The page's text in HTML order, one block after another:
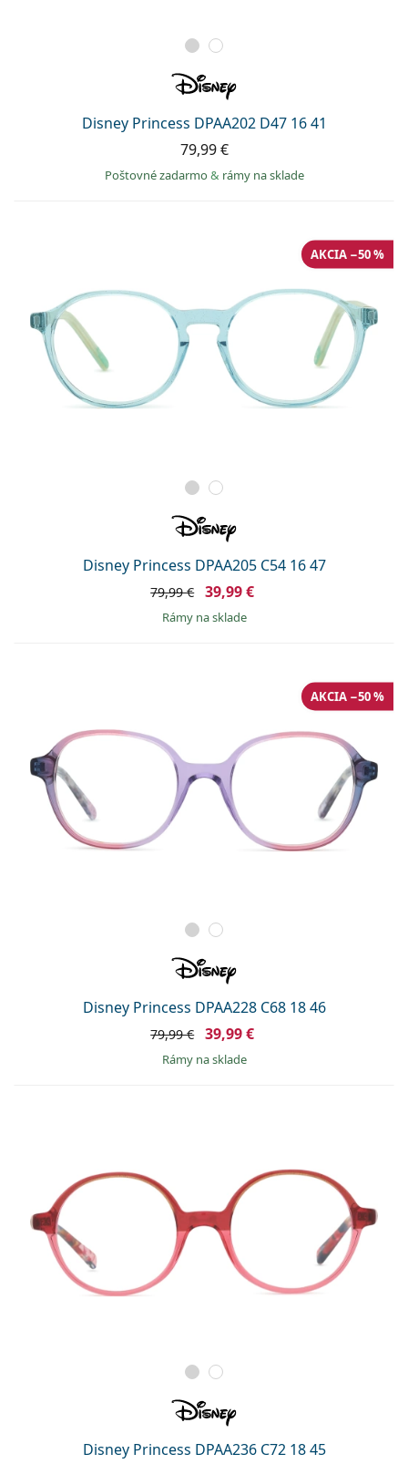
Disney Princess DPAA202 D47 16 41
79,99 €
Poštovné zadarmo& rámy na sklade
Disney Princess DPAA205 C54 16 47
AKCIA −50 %
79,99 € 39,99 €
rámy na sklade
Disney Princess DPAA228 C68 18 46
AKCIA −50 %
79,99 € 39,99 €
rámy na sklade
Disney Princess DPAA236 C72 18 45